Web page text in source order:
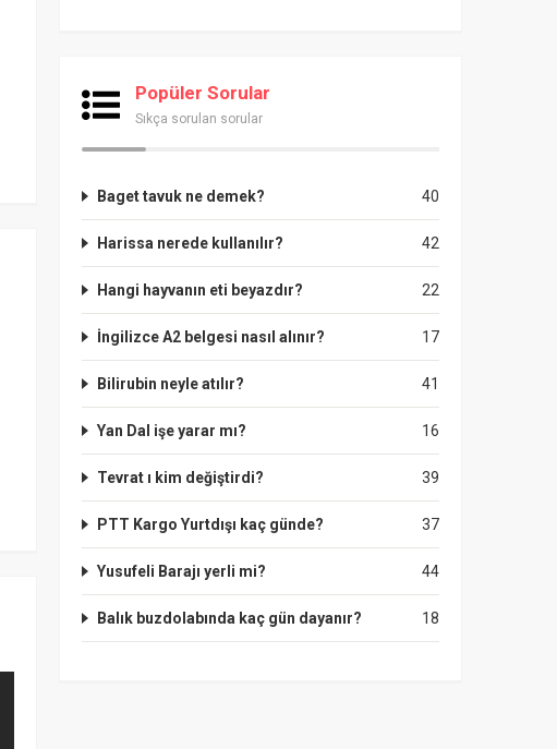
Popüler Sorular
Sıkça sorulan sorular
40
Baget tavuk ne demek?
42
Harissa nerede kullanılır?
22
Hangi hayvanın eti beyazdır?
17
İngilizce A2 belgesi nasıl alınır?
41
Bilirubin neyle atılır?
16
Yan Dal işe yarar mı?
39
Tevrat ı kim değiştirdi?
37
PTT Kargo Yurtdışı kaç günde?
44
Yusufeli Barajı yerli mi?
18
Balık buzdolabında kaç gün dayanır?